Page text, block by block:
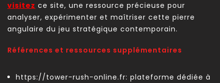
visitez ce site, une ressource précieuse pour
analyser, expérimenter et maîtriser cette pierre
angulaire du jeu stratégique contemporain.
Références et ressources supplémentaires
https://tower-rush-online.fr: plateforme dédiée à